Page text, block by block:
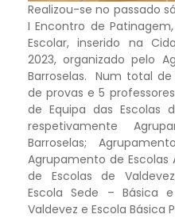
Realizou-se no passado
I Encontro de
Escolar, inserido na
2023, organizado pelo
Barroselas. Num total de
de provas e 5
de Equipa das Escolas
respetivamente
Barroselas;
Agrupamento de Escolas
de Escolas de
Escola Sede – Básica
Valdevez e Escola Básica